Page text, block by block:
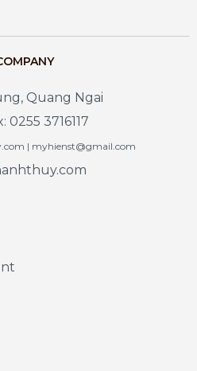
Quang Ngai
3716117
| myhienst@gmail.com